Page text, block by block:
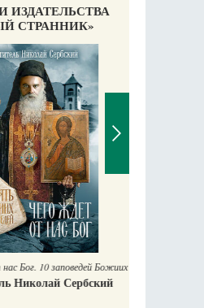
ИЗДАТЕЛЬСТВА
СТРАННИК»
10 заповедей Божиих
Сербский